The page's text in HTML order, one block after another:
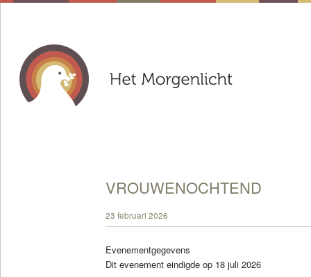
VROUWENOCHTEND
23 februari 2026
Evenementgegevens
Dit evenement eindigde op 18 juli 2026